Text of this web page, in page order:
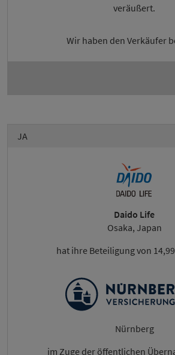
veräußert.
Wir haben den Verkäufer
JA
Daido Life
Osaka, Japan
hat ihre Beteiligung von
Nürnberg
im Zuge der öffentlichen